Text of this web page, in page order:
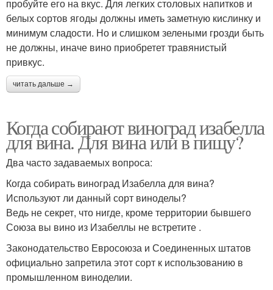
пробуйте его на вкус. Для легких столовых напитков и
белых сортов ягоды должны иметь заметную кислинку и
минимум сладости. Но и слишком зелеными грозди быть
не должны, иначе вино приобретет травянистый
привкус.
читать дальше →
Когда собирают виноград изабелла
для вина. Для вина или в пищу?
Два часто задаваемых вопроса:
Когда собирать виноград Изабелла для вина?
Используют ли данный сорт виноделы?
Ведь не секрет, что нигде, кроме территории бывшего
Союза вы вино из Изабеллы не встретите .
Законодательство Евросоюза и Соединенных штатов
официально запретила этот сорт к использованию в
промышленном виноделии.